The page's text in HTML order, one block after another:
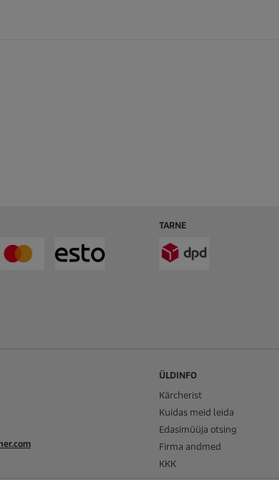
TARNE
ÜLDINFO
Kärcherist
Kuidas meid leida
Edasimüüja otsing
Firma andmed
KKK